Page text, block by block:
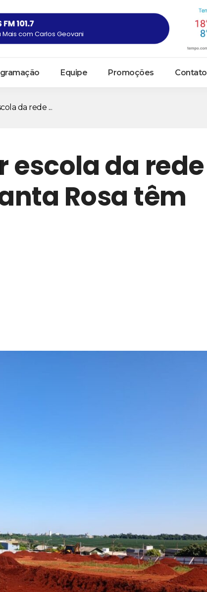
Mais com Carlos Geovani
Equipe Promoções Contato
da rede ...
escola da rede
Rosa têm